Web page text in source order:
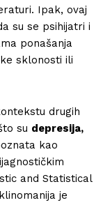
Ipak, ovaj
su se psihijatri i
ponašanja
sklonosti ili
drugih
su depresija,
kao
and Statistical
je